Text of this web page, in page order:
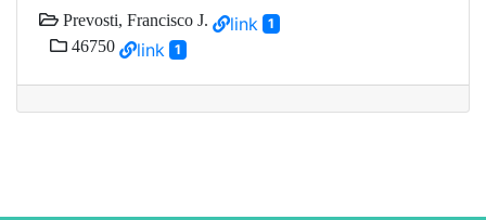
Prevosti, Francisco J. link 1
46750 link 1